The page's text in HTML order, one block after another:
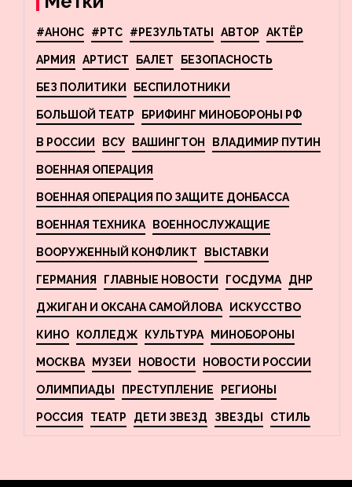
#АНОНС #РТС #РЕЗУЛЬТАТЫ АВТОР АКТЁР
АРМИЯ АРТИСТ БАЛЕТ БЕЗОПАСНОСТЬ
БЕЗ ПОЛИТИКИ БЕСПИЛОТНИКИ
БОЛЬШОЙ ТЕАТР БРИФИНГ МИНОБОРОНЫ РФ
В РОССИИ ВСУ ВАШИНГТОН ВЛАДИМИР ПУТИН
ВОЕННАЯ ОПЕРАЦИЯ
ВОЕННАЯ ОПЕРАЦИЯ ПО ЗАЩИТЕ ДОНБАССА
ВОЕННАЯ ТЕХНИКА ВОЕННОСЛУЖАЩИЕ
ВООРУЖЕННЫЙ КОНФЛИКТ ВЫСТАВКИ
ГЕРМАНИЯ ГЛАВНЫЕ НОВОСТИ ГОСДУМА ДНР
ДЖИГАН И ОКСАНА САМОЙЛОВА ИСКУССТВО
КИНО КОЛЛЕДЖ КУЛЬТУРА МИНОБОРОНЫ
МОСКВА МУЗЕИ НОВОСТИ НОВОСТИ РОССИИ
ОЛИМПИАДЫ ПРЕСТУПЛЕНИЕ РЕГИОНЫ
РОССИЯ ТЕАТР ДЕТИ ЗВЕЗД ЗВЕЗДЫ СТИЛЬ